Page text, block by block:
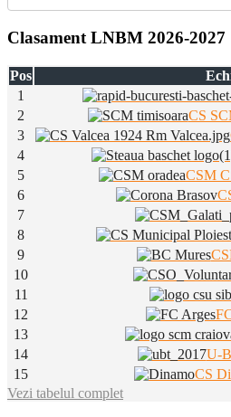
Clasament LNBM 2026-2027
Pos
1
2
CS
3
4
5
CSM
6
7
8
9
10
11
12
13
14
U-
15
CS
Vezi tabelul complet